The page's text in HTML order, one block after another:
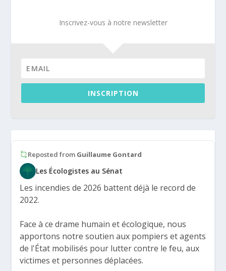
Inscrivez-vous à notre newsletter
INSCRIPTION
Reposted from Guillaume Gontard
Les Écologistes au Sénat
Les incendies de 2026 battent déjà le record de
2022.
Face à ce drame humain et écologique, nous
apportons notre soutien aux pompiers et agents
de l'État mobilisés pour lutter contre le feu, aux
victimes et personnes déplacées.